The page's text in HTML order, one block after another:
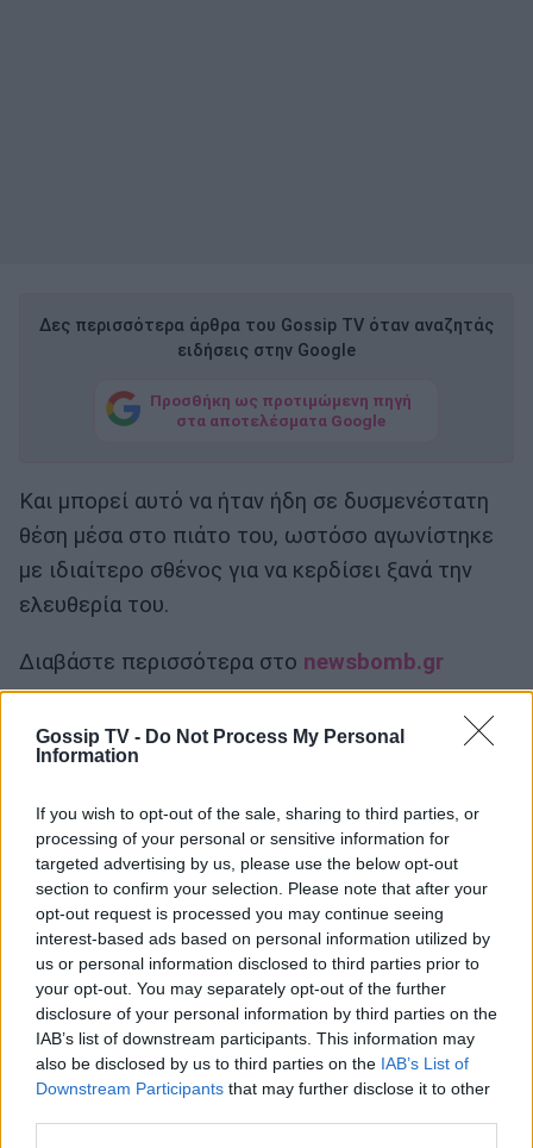
Gossip TV - Do Not Process My Personal
Information
If you wish to opt-out of the sale, sharing to third parties, or
processing of your personal or sensitive information for
targeted advertising by us, please use the below opt-out
section to confirm your selection. Please note that after your
opt-out request is processed you may continue seeing
interest-based ads based on personal information utilized by
us or personal information disclosed to third parties prior to
your opt-out. You may separately opt-out of the further
disclosure of your personal information by third parties on the
IAB’s list of downstream participants. This information may
also be disclosed by us to third parties on the IAB’s List of
Downstream Participants that may further disclose it to other
Δες περισσότερα άρθρα του Gossip TV όταν αναζητάς
ειδήσεις στην Google
Προσθήκη ως προτιμώμενη πηγή
στα αποτελέσματα Google
Και μπορεί αυτό να ήταν ήδη σε δυσμενέστατη
θέση μέσα στο πιάτο του, ωστόσο αγωνίστηκε
με ιδιαίτερο σθένος για να κερδίσει ξανά την
ελευθερία του.
Διαβάστε περισσότερα στο newsbomb.gr